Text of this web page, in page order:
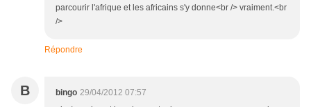
parcourir l'afrique et les africains s'y donne<br /> vraiment.<br
/>
Répondre
B bingo 29/04/2012 07:57